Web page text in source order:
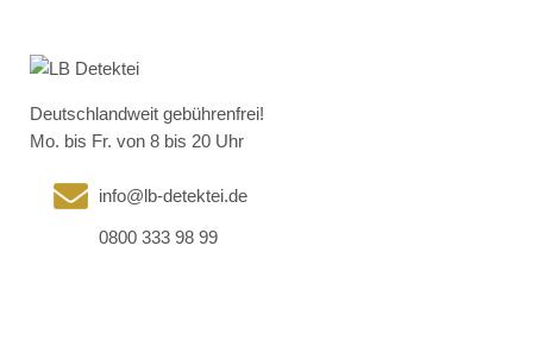
Deutschlandweit gebührenfrei!
Mo. bis Fr. von 8 bis 20 Uhr
info@lb-detektei.de
0800 333 98 99